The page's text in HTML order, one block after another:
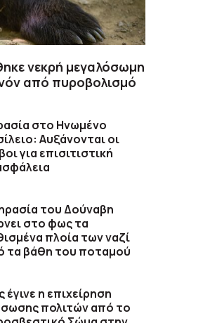
νεκρή μεγαλόσωμη
από πυροβολισμό
στο Ηνωμένο
Αυξάνονται οι
για επισιτιστική
του Δούναβη
στο φως τα
πλοία των ναζί
τα βάθη του ποταμού
έγινε η επιχείρηση
πολιτών από το